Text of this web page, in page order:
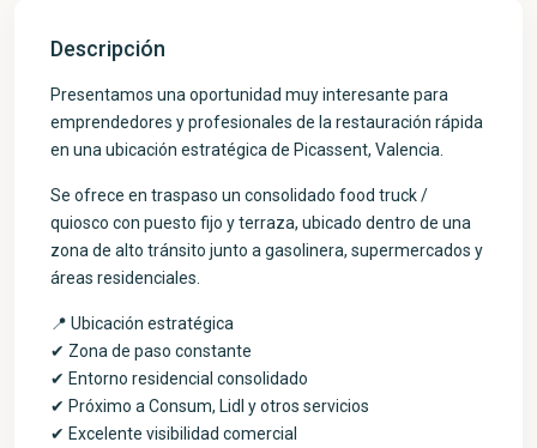
Descripción
Presentamos una oportunidad muy interesante para
emprendedores y profesionales de la restauración rápida
en una ubicación estratégica de Picassent, Valencia.
Se ofrece en traspaso un consolidado food truck /
quiosco con puesto fijo y terraza, ubicado dentro de una
zona de alto tránsito junto a gasolinera, supermercados y
áreas residenciales.
📍 Ubicación estratégica
✔ Zona de paso constante
✔ Entorno residencial consolidado
✔ Próximo a Consum, Lidl y otros servicios
✔ Excelente visibilidad comercial